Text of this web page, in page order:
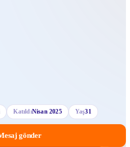
KatıldıNisan 2025 Yaş31
gönder